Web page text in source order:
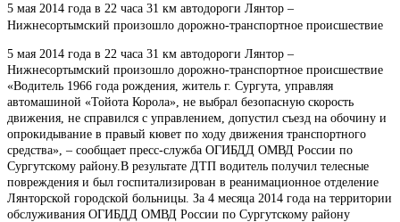
5 мая 2014 года в 22 часа 31 км автодороги Лянтор –
Нижнесортымский произошло дорожно-транспортное происшествие
5 мая 2014 года в 22 часа 31 км автодороги Лянтор –
Нижнесортымский произошло дорожно-транспортное происшествие
«Водитель 1966 года рождения, житель г. Сургута, управляя
автомашиной «Тойота Корола», не выбрал безопасную скорость
движения, не справился с управлением, допустил съезд на обочину и
опрокидывание в правый кювет по ходу движения транспортного
средства», – сообщает пресс-служба ОГИБДД ОМВД России по
Сургутскому району.В результате ДТП водитель получил телесные
повреждения и был госпитализирован в реанимационное отделение
Лянторской городской больницы. За 4 месяца 2014 года на территории
обслуживания ОГИБДД ОМВД России по Сургутскому району